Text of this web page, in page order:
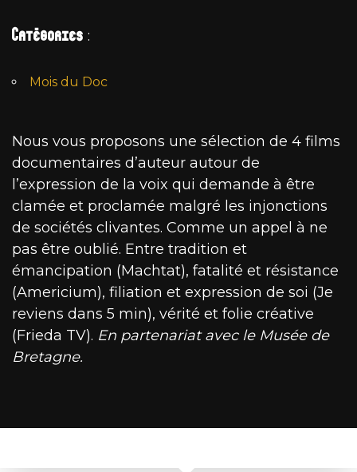
Catégories :
Mois du Doc
Nous vous proposons une sélection de 4 films
documentaires d’auteur autour de
l’expression de la voix qui demande à être
clamée et proclamée malgré les injonctions
de sociétés clivantes. Comme un appel à ne
pas être oublié. Entre tradition et
émancipation (Machtat), fatalité et résistance
(Americium), filiation et expression de soi (Je
reviens dans 5 min), vérité et folie créative
(Frieda TV). En partenariat avec le Musée de
Bretagne.